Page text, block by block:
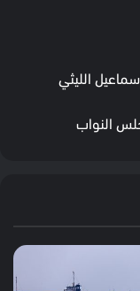
الليثي
النواب